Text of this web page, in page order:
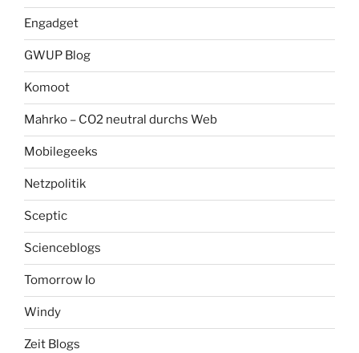
Engadget
GWUP Blog
Komoot
Mahrko – CO2 neutral durchs Web
Mobilegeeks
Netzpolitik
Sceptic
Scienceblogs
Tomorrow Io
Windy
Zeit Blogs